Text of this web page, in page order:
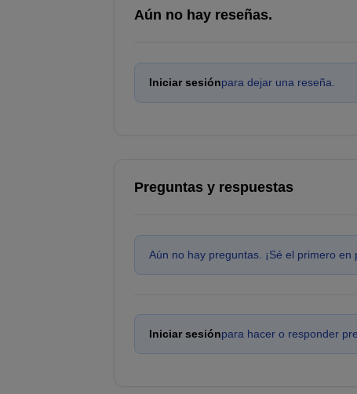
Aún no hay reseñas.
Iniciar sesiónpara dejar una reseña.
Preguntas y respuestas
Aún no hay preguntas. ¡Sé el primero en
Iniciar sesiónpara hacer o responder